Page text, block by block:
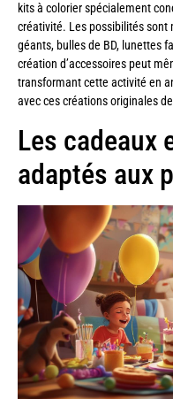
kits à colorier spécialement
créativité. Les possibilités sont
géants, bulles de BD, lunettes
création d’accessoires peut
transformant cette activité en
avec ces créations originales
Les cadeaux
adaptés aux